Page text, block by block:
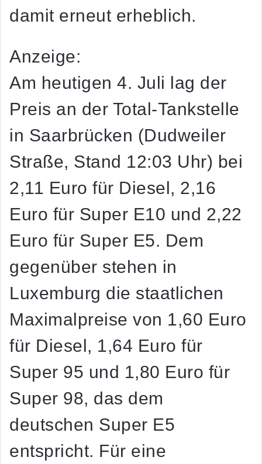
damit erneut erheblich.
Anzeige:
Am heutigen 4. Juli lag der
Preis an der Total-Tankstelle
in Saarbrücken (Dudweiler
Straße, Stand 12:03 Uhr) bei
2,11 Euro für Diesel, 2,16
Euro für Super E10 und 2,22
Euro für Super E5. Dem
gegenüber stehen in
Luxemburg die staatlichen
Maximalpreise von 1,60 Euro
für Diesel, 1,64 Euro für
Super 95 und 1,80 Euro für
Super 98, das dem
deutschen Super E5
entspricht. Für eine